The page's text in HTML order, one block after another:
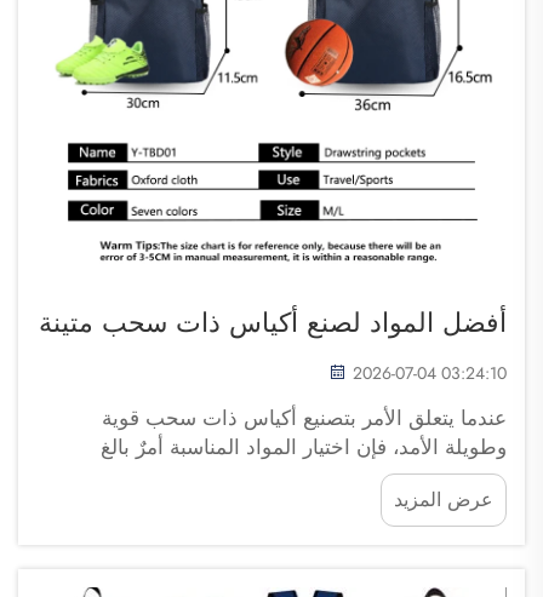
أفضل المواد لصنع أكياس ذات سحب متينة
2026-07-04 03:24:10
عندما يتعلق الأمر بتصنيع أكياس ذات سحب قوية
وطويلة الأمد، فإن اختيار المواد المناسبة أمرٌ بالغ
الأهمية. وتُعد هذه الأكياس مثالية لحمل الأشياء مثل
ملابس الجيم أو الكتب أو الألعاب، لكنها تحتاج إلى أن
تُصنع من مواد متينة لضمان استمرارها لفترة طويلة. ...
عرض المزيد